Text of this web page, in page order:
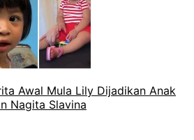
Awal Mula Lily Dijadikan Anak
Nagita Slavina